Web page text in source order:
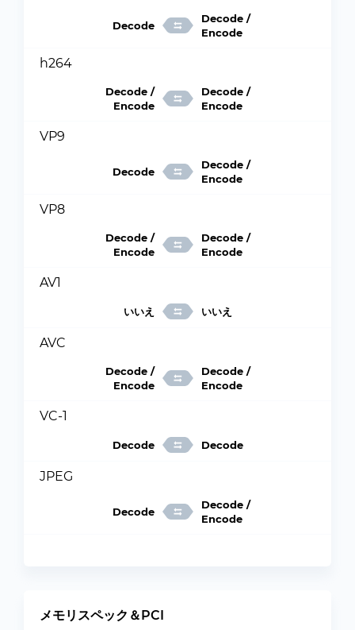
Decode
Decode /
Encode
h264
Decode /
Encode
Decode /
Encode
VP9
Decode
Decode /
Encode
VP8
Decode /
Encode
Decode /
Encode
AV1
いいえ いいえ
AVC
Decode /
Encode
Decode /
Encode
VC-1
Decode Decode
JPEG
Decode
Decode /
Encode
メモリスペック＆PCI